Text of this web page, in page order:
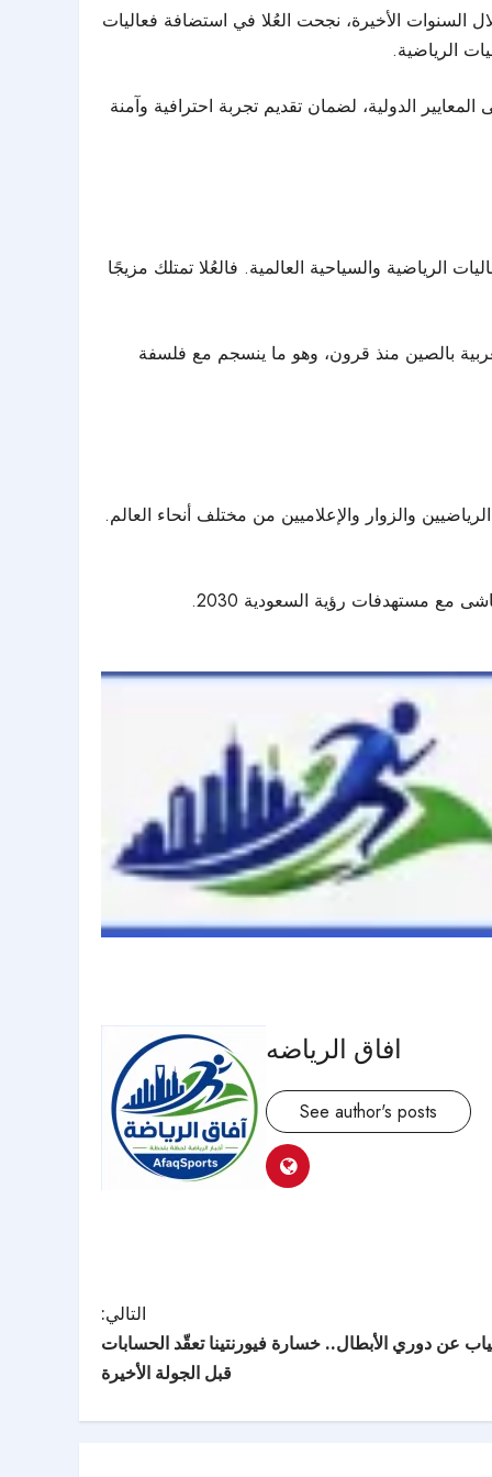
السنوات الأخيرة، نجحت العُلا في استضافة فعاليات
الرياضية.
الدولية، لضمان تقديم تجربة احترافية وآمنة
الرياضية والسياحية العالمية. فالعُلا تمتلك مزيجًا
بالصين منذ قرون، وهو ما ينسجم مع فلسفة
عبر استقطاب الرياضيين والزوار والإعلاميين من مختلف أنحاء العالم.
مع مستهدفات رؤية السعودية 2030.
افاق الرياضه
See author's posts
التالي:
عن دوري الأبطال.. خسارة فيورنتينا تعقّد الحسابات
قبل الجولة الأخيرة